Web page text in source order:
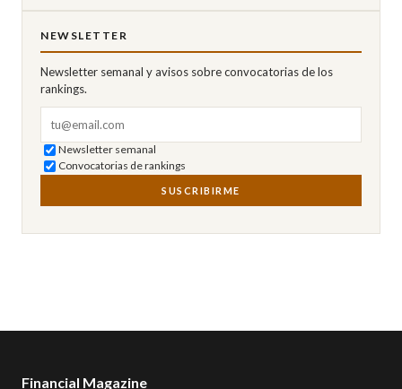
NEWSLETTER
Newsletter semanal y avisos sobre convocatorias de los
rankings.
Newsletter semanal
Convocatorias de rankings
SUSCRIBIRME
Financial Magazine